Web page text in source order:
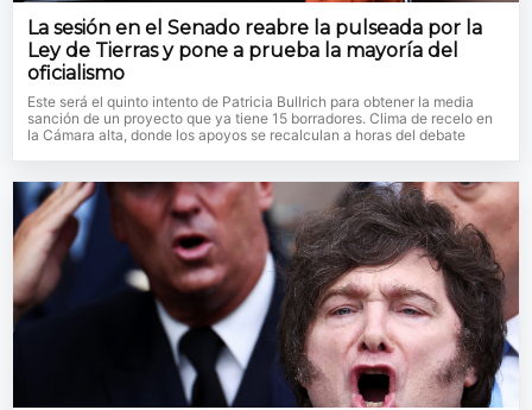
La sesión en el Senado reabre la pulseada por la
Ley de Tierras y pone a prueba la mayoría del
oficialismo
Este será el quinto intento de Patricia Bullrich para obtener la media
sanción de un proyecto que ya tiene 15 borradores. Clima de recelo en
la Cámara alta, donde los apoyos se recalculan a horas del debate